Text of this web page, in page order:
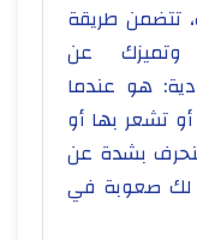
تتضمن طريقة
عن
هو عندما
تشعر بها أو
بشدة عن
لك صعوبة في